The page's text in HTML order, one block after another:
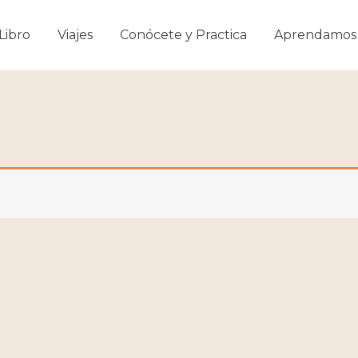
Viajes Conócete y Practica Aprendamos